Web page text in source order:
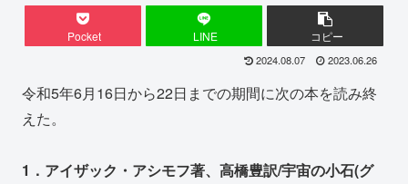
Pocket LINE コピー
2024.08.07 2023.06.26
令和5年6月16日から22日までの期間に次の本を読み終
えた。
1．アイザック・アシモフ著、高橋豊訳/宇宙の小石(グ